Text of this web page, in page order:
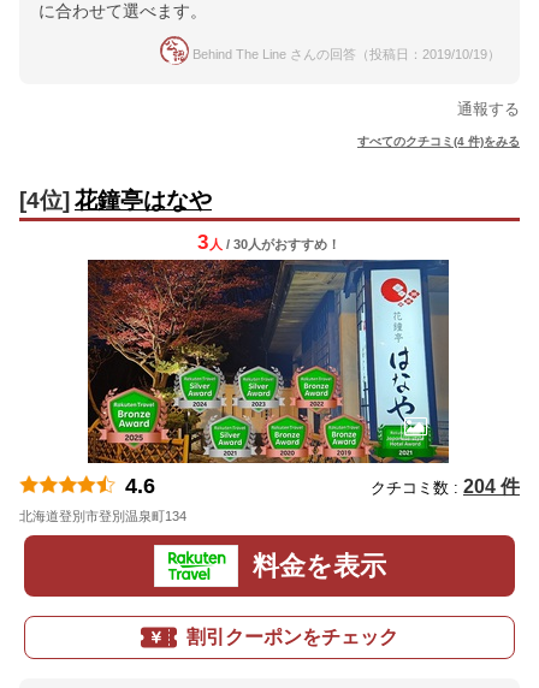
に合わせて選べます。
Behind The Line さんの回答（投稿日：2019/10/19）
通報する
すべてのクチコミ(4 件)をみる
[4位] 花鐘亭はなや
3 人 / 30人がおすすめ！
4.6 クチコミ数 : 204 件
北海道登別市登別温泉町134
料金を表示
割引クーポンをチェック